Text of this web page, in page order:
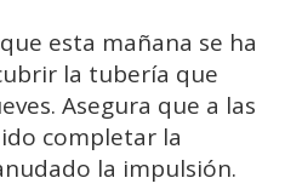
esta mañana se ha
la tubería que
Asegura que a las
completar la
la impulsión.